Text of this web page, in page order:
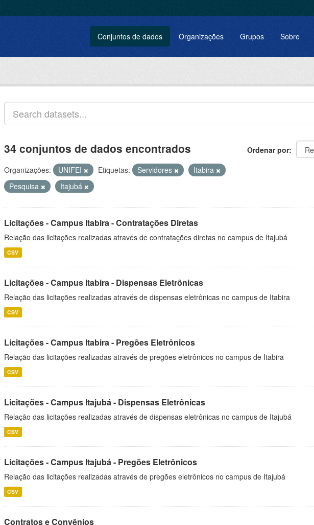
Conjuntos de dados Organizações Grupos Sobre
Ordenar por
34 conjuntos de dados encontrados
Organizações: UNIFEI Etiquetas: Servidores
Itabira
Pesquisa
Itajubá
Licitações - Campus Itabira - Contratações Diretas
Relação das licitações realizadas através de contratações diretas no campus de Itajubá
CSV
Licitações - Campus Itabira - Dispensas Eletrônicas
Relação das licitações realizadas através de dispensas eletrônicas no campus de Itabira
CSV
Licitações - Campus Itabira - Pregões Eletrônicos
Relação das licitações realizadas através de pregões eletrônicos no campus de Itabira
CSV
Licitações - Campus Itajubá - Dispensas Eletrônicas
Relação das licitações realizadas através de dispensas eletrônicas no campus de Itajubá
CSV
Licitações - Campus Itajubá - Pregões Eletrônicos
Relação das licitações realizadas através de pregões eletrônicos no campus de Itajubá
CSV
Contratos e Convênios